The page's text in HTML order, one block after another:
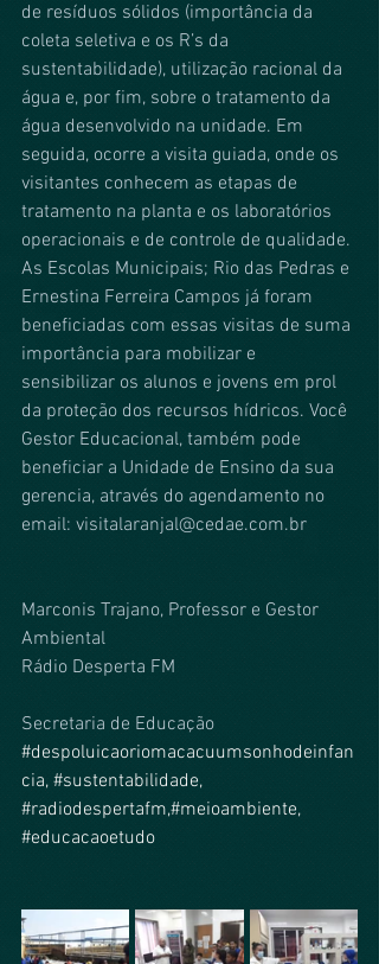
de resíduos sólidos (importância da
coleta seletiva e os R’s da
sustentabilidade), utilização racional da
água e, por fim, sobre o tratamento da
água desenvolvido na unidade. Em
seguida, ocorre a visita guiada, onde os
visitantes conhecem as etapas de
tratamento na planta e os laboratórios
operacionais e de controle de qualidade.
As Escolas Municipais; Rio das Pedras e
Ernestina Ferreira Campos já foram
beneficiadas com essas visitas de suma
importância para mobilizar e
sensibilizar os alunos e jovens em prol
da proteção dos recursos hídricos. Você
Gestor Educacional, também pode
beneficiar a Unidade de Ensino da sua
gerencia, através do agendamento no
email: visitalaranjal@cedae.com.br
Marconis Trajano, Professor e Gestor
Ambiental
Rádio Desperta FM
Secretaria de Educação
#despoluicaoriomacacuumsonhodeinfan
cia, #sustentabilidade,
#radiodespertafm,#meioambiente,
#educacaoetudo